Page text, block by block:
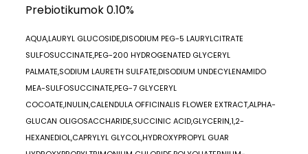
Prebiotikumok 0.10%
AQUA,LAURYL GLUCOSIDE,DISODIUM PEG-5 LAURYLCITRATE
SULFOSUCCINATE,PEG-200 HYDROGENATED GLYCERYL
PALMATE,SODIUM LAURETH SULFATE,DISODIUM UNDECYLENAMIDO
MEA-SULFOSUCCINATE,PEG-7 GLYCERYL
COCOATE,INULIN,CALENDULA OFFICINALIS FLOWER EXTRACT,ALPHA-
GLUCAN OLIGOSACCHARIDE,SUCCINIC ACID,GLYCERIN,1,2-
HEXANEDIOL,CAPRYLYL GLYCOL,HYDROXYPROPYL GUAR